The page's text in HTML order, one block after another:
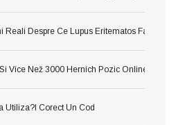
Reali Despre Ce Lupus Eritematos Faci Lua
Více Než 3000 Herních Pozic Online
Utiliza?i Corect Un Cod